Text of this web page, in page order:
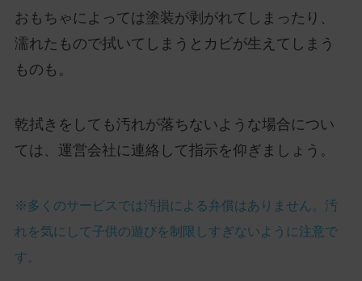
おもちゃによっては塗装が剥がれてしまったり、
濡れたもので拭いてしまうとカビが生えてしまう
ものも。
乾拭きをしても汚れが落ちないような場合につい
ては、運営会社に連絡して指示を仰ぎましょう。
※多くのサービスでは汚損による弁償はありません。汚
れを気にして子供の遊びを制限しすぎないように注意で
す。